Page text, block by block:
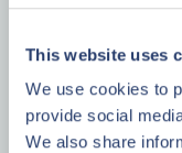
This website uses
We use cookies to
provide social
We also share
Woonopp.